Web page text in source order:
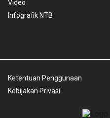
Video
Infografik NTB
Ketentuan Penggunaan
Kebijakan Privasi